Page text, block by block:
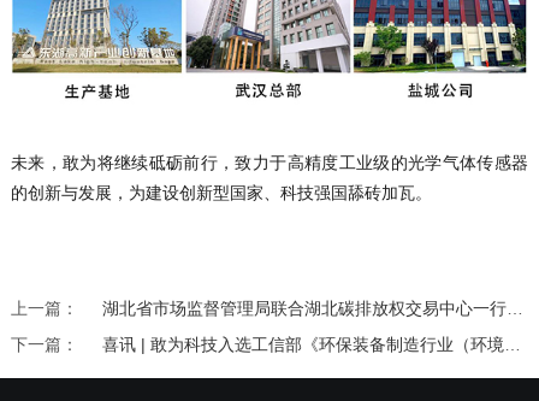
未来，敢为将继续砥砺前行，致力于高精度工业级的光学气体传感器
的创新与发展，为建设创新型国家、科技强国舔砖加瓦。
上一篇：
湖北省市场监督管理局联合湖北碳排放权交易中心一行调研敢为科技
下一篇：
喜讯 | 敢为科技入选工信部《环保装备制造行业（环境监测仪器）规范条件》企业名单